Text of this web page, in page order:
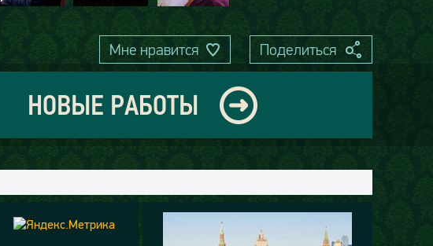
Мне нравится Поделиться
НОВЫЕ РАБОТЫ